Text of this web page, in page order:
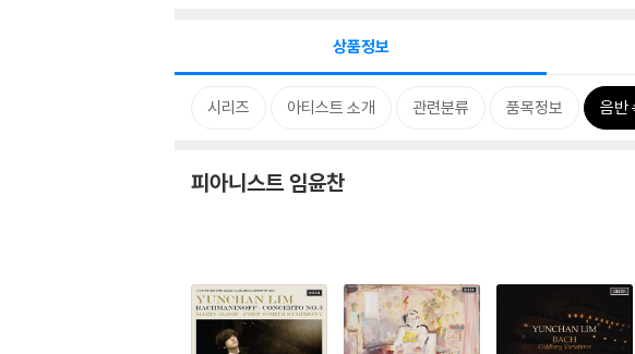
상품정보
시리즈 아티스트 소개 관련분류 품목정보 음반
피아니스트 임윤찬